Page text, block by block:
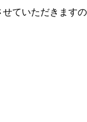
ていただきますの